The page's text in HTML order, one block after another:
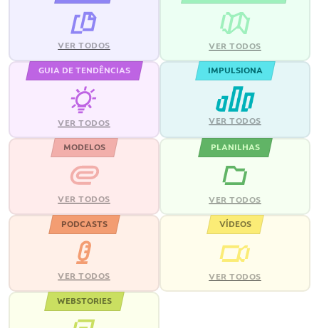
VER TODOS VER TODOS
GUIA DE TENDÊNCIAS
VER TODOS
IMPULSIONA
VER TODOS
MODELOS
VER TODOS
PLANILHAS
VER TODOS
PODCASTS
VER TODOS
VÍDEOS
VER TODOS
WEBSTORIES